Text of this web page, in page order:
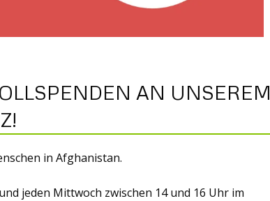
AN UNSEREM
in Afghanistan.
jeden Mittwoch zwischen 14 und 16 Uhr im